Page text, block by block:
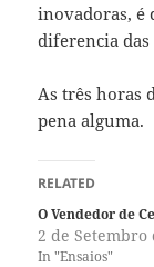
inovadoras, é
diferencia
As três horas
pena alguma.
RELATED
O Vendedor de
2 de Setembro
In "Ensaios"